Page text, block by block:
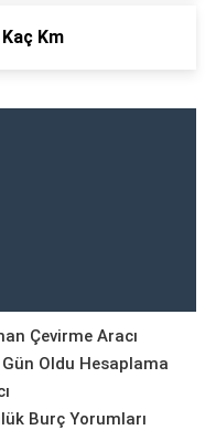
Km
Çevirme Aracı
Gün Oldu Hesaplama
Burç Yorumları